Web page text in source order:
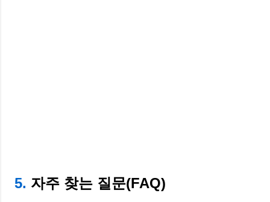
5. 자주 찾는 질문(FAQ)